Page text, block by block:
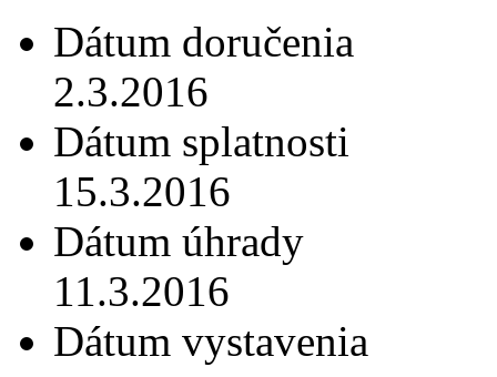
Dátum doručenia
2.3.2016
Dátum splatnosti
15.3.2016
Dátum úhrady
11.3.2016
Dátum vystavenia